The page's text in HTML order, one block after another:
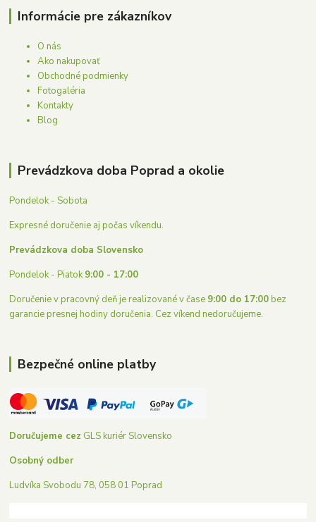
Informácie pre zákazníkov
O nás
Ako nakupovať
Obchodné podmienky
Fotogaléria
Kontakty
Blog
Prevádzkova doba Poprad a okolie
Pondelok - Sobota
Expresné doručenie aj počas víkendu.
Prevádzkova doba Slovensko
Pondelok - Piatok9:00 - 17:00
Doručenie v pracovný deň je realizované v čase 9:00 do 17:00bez
garancie presnej hodiny doručenia. Cez víkend nedoručujeme.
Bezpečné online platby
Doručujeme cez GLS kuriér Slovensko
Osobný odber
Ludvíka Svobodu 78, 058 01 Poprad